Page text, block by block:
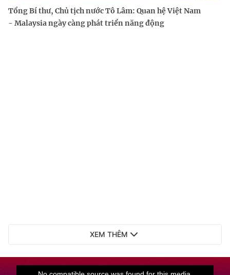
Tổng Bí thư, Chủ tịch nước Tô Lâm: Quan hệ Việt Nam
- Malaysia ngày càng phát triển năng động
XEM THÊM